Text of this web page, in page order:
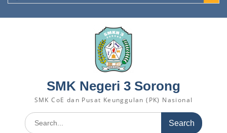
SMK Negeri 3 Sorong
SMK CoE dan Pusat Keunggulan (PK) Nasional
Search
for: